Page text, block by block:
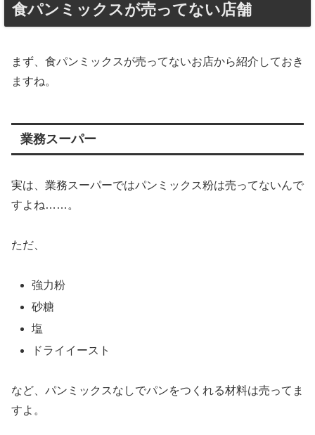
食パンミックスが売ってない店舗
まず、食パンミックスが売ってないお店から紹介しておき
ますね。
業務スーパー
実は、業務スーパーではパンミックス粉は売ってないんで
すよね……。
ただ、
強力粉
砂糖
塩
ドライイースト
など、パンミックスなしでパンをつくれる材料は売ってま
すよ。